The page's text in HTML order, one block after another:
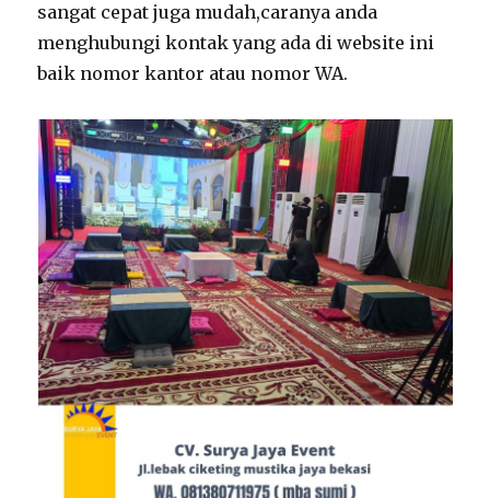
sangat cepat juga mudah,caranya anda
menghubungi kontak yang ada di website ini
baik nomor kantor atau nomor WA.